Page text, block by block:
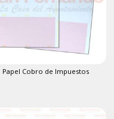
Papel Cobro de Impuestos